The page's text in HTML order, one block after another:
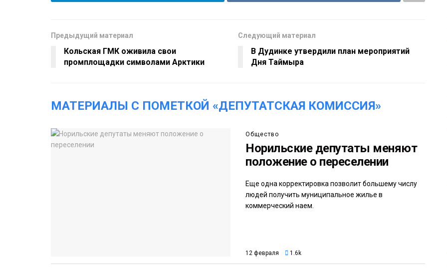
Предыдущий материал
Кольская ГМК оживила свои
промплощадки символами Арктики
Следующий материал
В Дудинке утвердили план мероприятий
Дня Таймыра
МАТЕРИАЛЫ С ПОМЕТКОЙ «ДЕПУТАТСКАЯ КОМИССИЯ»
Общество
Норильские депутаты меняют
положение о переселении
Еще одна корректировка позволит большему числу
людей получить муниципальное жилье в
коммерческий наем.
12 февраля 1.6k